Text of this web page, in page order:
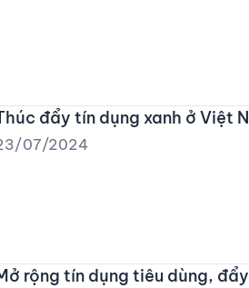
đẩy tín dụng xanh ở Việt
07/2024
rộng tín dụng tiêu dùng,